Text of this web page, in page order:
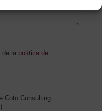
la política de
Coto Consulting.